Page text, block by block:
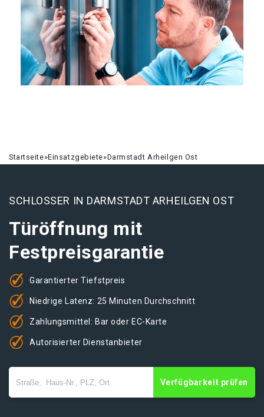
Startseite»Einsatzgebiete»Darmstadt Arheilgen Ost
SCHLOSSER IN DARMSTADT ARHEILGEN OST
Türöffnung mit
Festpreisgarantie
Garantierter Tiefstpreis
Niedrige Latenz: 25 Minuten Durchschnitt
Zahlungsmittel: Bar oder EC-Karte
Autorisierter Dienstanbieter
Verfügbarkeit prüfen